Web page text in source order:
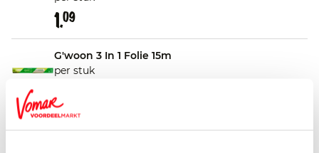
1.09
G'woon 3 In 1 Folie 15m
per stuk
0.